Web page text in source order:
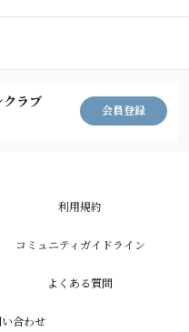
クラブ
会員登録
利用規約
コミュニティガイドライン
よくある質問
合わせ